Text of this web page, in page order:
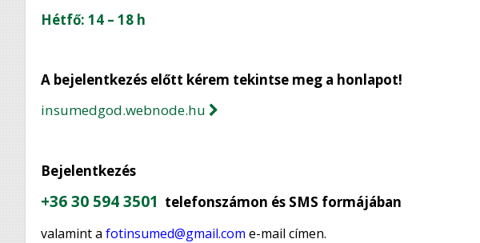
Hétfő: 14 – 18 h
A bejelentkezés előtt kérem tekintse meg a honlapot!
insumedgod.webnode.hu
Bejelentkezés
+36 30 594 3501 telefonszámon és SMS formájában
valamint afotinsumed@gmail.com e-mail címen.